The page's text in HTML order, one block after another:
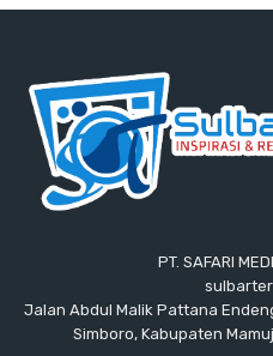
PT. SAFARI
Jalan Abdul Malik Pattana
Simboro, Kabupaten